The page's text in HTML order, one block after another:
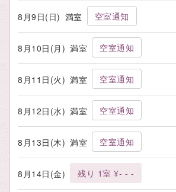
8月9日(日) 満室 空室通知
8月10日(月) 満室 空室通知
8月11日(火) 満室 空室通知
8月12日(水) 満室 空室通知
8月13日(木) 満室 空室通知
8月14日(金) 残り 1室 ¥- - -